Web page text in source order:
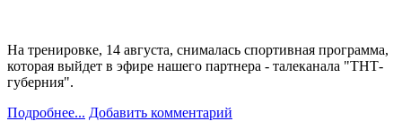
На тренировке, 14 августа, снималась спортивная программа,
которая выйдет в эфире нашего партнера - талеканала "ТНТ-
губерния".
Подробнее... Добавить комментарий